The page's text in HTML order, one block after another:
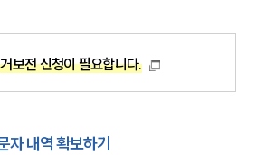
보전 신청이 필요합니다.
자 내역 확보하기